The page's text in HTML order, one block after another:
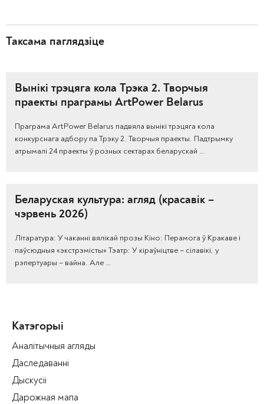
Таксама паглядзіце
Вынікі трэцяга кола Трэка 2. Творчыя
праекты праграмы ArtPower Belarus
Праграма ArtPower Belarus падвяла вынікі трэцяга кола
конкурснага адбору па Трэку 2. Творчыя праекты. Падтрымку
атрымалі 24 праекты ў розных сектарах беларускай …
Беларуская культура: агляд (красавік –
чэрвень 2026)
Літаратура: У чаканні вялікай прозы Кіно: Перамога ў Кракаве і
паўсюдныя «экстрэмісты» Тэатр: У кіраўніцтве – сілавікі, у
рэпертуары – вайна. Але …
Катэгорыі
Аналітычныя агляды
Даследаванні
Дыскусіі
Дарожная мапа